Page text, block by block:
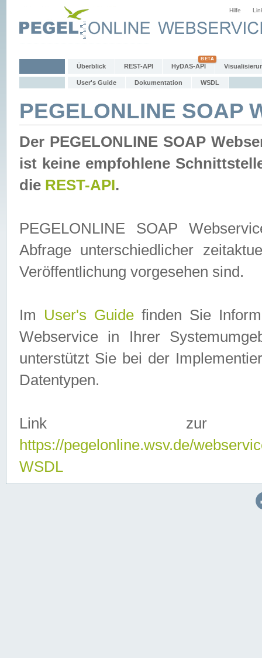
Hilfe
Überblick REST-API HyDAS-API
User's Guide Dokumentation WSDL
PEGELONLINE SOAP
Der PEGELONLINE SOAP
ist keine empfohlene
die REST-API.
PEGELONLINE SOAP
Abfrage unterschiedlicher
Veröffentlichung vorgesehen sind.
Im User's Guidefinden Sie
Webservice in Ihrer
unterstützt Sie bei der
Datentypen.
Link zur
https://pegelonline.wsv.de/
WSDL